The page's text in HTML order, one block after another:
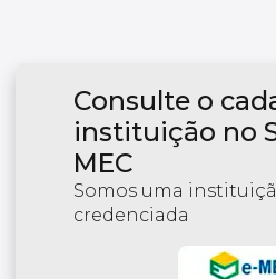
Consulte o
instituição no
MEC
Somos uma
credenciada